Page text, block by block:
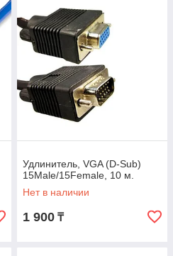
Удлинитель, VGA (D-Sub)
15Male/15Female, 10 м.
Нет в наличии
1 900 ₸